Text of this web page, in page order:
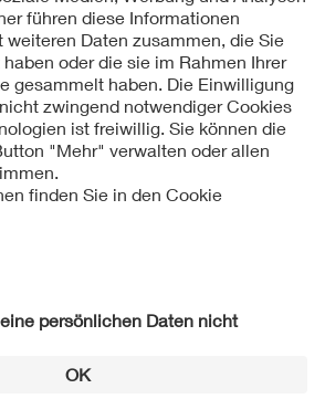
Elektrotechnik Elektronik